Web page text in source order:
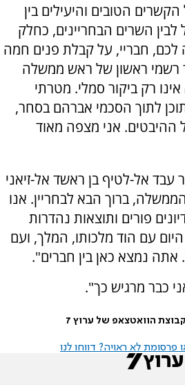
הטובים והיעילים בין
השרים הבחריינים, כחלק
חבריי, על קבלת פנים חמה
רשמי ראשון של ראש ממשלה
רק ביקור סמלי. מטרתי
לתוך הסכמי אברהם בסחר,
ההיבטים. אני מצפה מאוד
עבד אל-לטיף בן ראשד אל-זיאני
ברוך הבא לבחריין. אנו
פורים ותוצאות נהדרות
עם הוד מלכותו, המלך, ועם
אתה נמצא כאן בין חברים".
כבר מרגיש כך".
הוואטצאפ של ערוץ 7
לא ראויה? דווחו לנו